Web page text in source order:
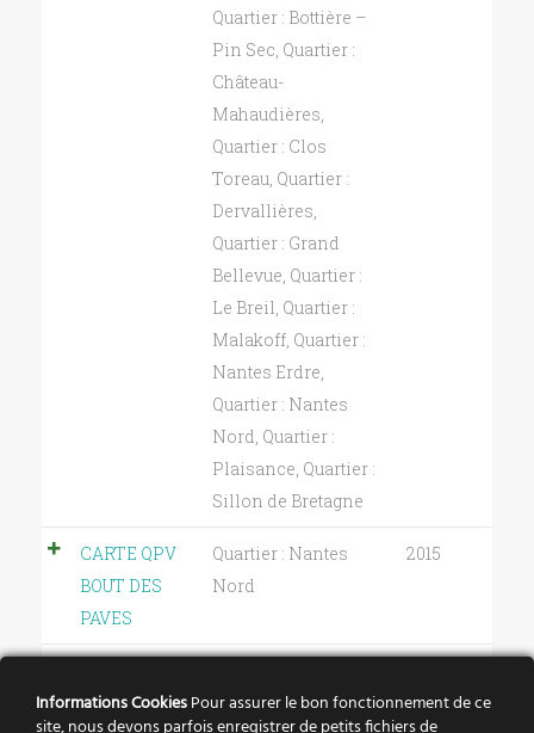
Quartier : Bottière –
Pin Sec Quartier :
Château-
Mahaudières
Quartier : Clos
Toreau Quartier :
Dervallières
Quartier : Grand
Bellevue Quartier :
Le Breil Quartier :
Malakoff Quartier :
Nantes Erdre
Quartier : Nantes
Nord Quartier :
Plaisance Quartier :
Sillon de Bretagne
CARTE QPV
BOUT DES
PAVES
Quartier : Nantes
Nord
2015
PETITE
Nord
Informations CookiesPour assurer le bon fonctionnement de ce